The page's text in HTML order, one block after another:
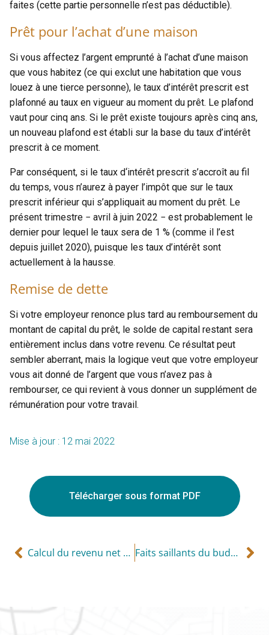
faites (cette partie personnelle n’est pas déductible).
Prêt pour l’achat d’une maison
Si vous affectez l’argent emprunté à l’achat d’une maison
que vous habitez (ce qui exclut une habitation que vous
louez à une tierce personne), le taux d’intérêt prescrit est
plafonné au taux en vigueur au moment du prêt. Le plafond
vaut pour cinq ans. Si le prêt existe toujours après cinq ans,
un nouveau plafond est établi sur la base du taux d’intérêt
prescrit à ce moment.
Par conséquent, si le taux d‘intérêt prescrit s’accroît au fil
du temps, vous n’aurez à payer l’impôt que sur le taux
prescrit inférieur qui s’appliquait au moment du prêt. Le
présent trimestre − avril à juin 2022 − est probablement le
dernier pour lequel le taux sera de 1 % (comme il l’est
depuis juillet 2020), puisque les taux d’intérêt sont
actuellement à la hausse.
Remise de dette
Si votre employeur renonce plus tard au remboursement du
montant de capital du prêt, le solde de capital restant sera
entièrement inclus dans votre revenu. Ce résultat peut
sembler aberrant, mais la logique veut que votre employeur
vous ait donné de l’argent que vous n’avez pas à
rembourser, ce qui revient à vous donner un supplément de
rémunération pour votre travail.
Mise à jour : 12 mai 2022
Télécharger sous format PDF
Calcul du revenu net ou bénéfice d’entreprise Faits saillants du budget fédéral